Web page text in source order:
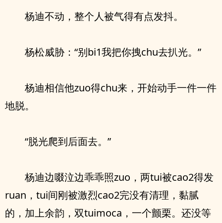
杨迪不动，整个人被气得有点发抖。
杨松威胁：“别bi1我把你拽chu去扒光。”
杨迪相信他zuo得chu来，开始动手一件一件
地脱。
“脱光爬到后面去。”
杨迪边啜泣边乖乖照zuo，两tui被cao2得发
ruan，tui间刚被激烈cao2完没有清理，黏腻
的，加上余韵，双tuimoca，一个颤栗。还没等